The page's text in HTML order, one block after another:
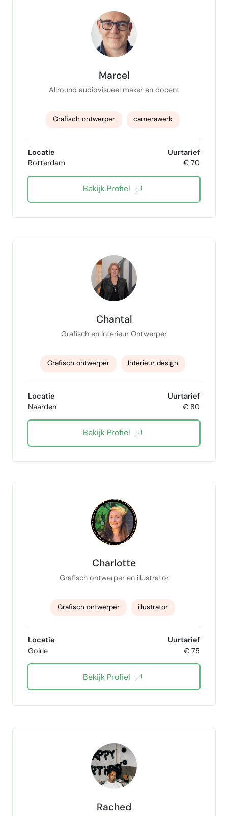
Marcel
Allround audiovisueel maker en docent
Grafisch ontwerper camerawerk
Concept bedenken
post productie audio editor
onderwijsontwikkelaar onderwijskundige
Grafisch vormgever
Locatie
Rotterdam
Uurtarief
€ 70
Bekijk Profiel
Chantal
Grafisch en Interieur Ontwerper
Grafisch ontwerper Interieur design
interieuradvies interieurstyling
Webdesign Illustratie
Magazine ontwerp
Locatie
Naarden
Uurtarief
€ 80
Bekijk Profiel
Charlotte
Grafisch ontwerper en illustrator
Grafisch ontwerper illustrator
Locatie
Goirle
Uurtarief
€ 75
Bekijk Profiel
Rached